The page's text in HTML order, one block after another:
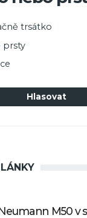
trsátko
prsty
M50 v